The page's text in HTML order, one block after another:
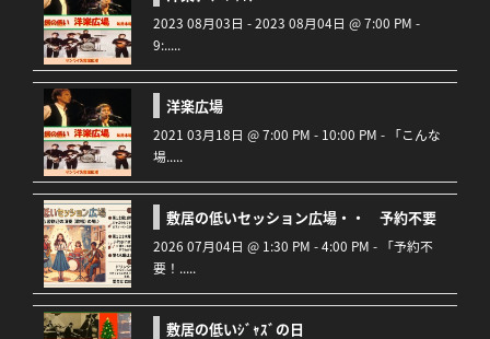
2023 08月03日 - 2023 08月04日 @ 7:00 PM -
9:.....
洋楽広場
2021 03月18日 @ 7:00 PM - 10:00 PM - 「こんな
場.....
敷居の低いセッション広場・・ 予約不要
2026 07月04日 @ 1:30 PM - 4:00 PM - 「予約不
要！.....
敷居の低いｼﾞｬｽﾞの日